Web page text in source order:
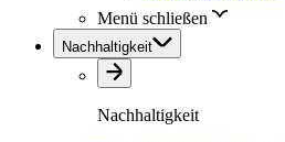
Menü schließen
Nachhaltigkeit
Nachhaltigkeit